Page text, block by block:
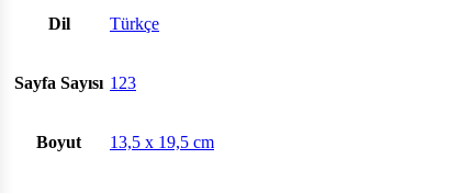
Dil Türkçe
Sayfa Sayısı 123
Boyut 13,5 x 19,5 cm